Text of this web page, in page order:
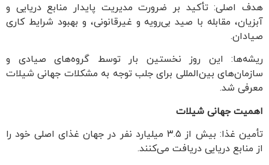
هدف اصلی: تأکید بر ضرورت مدیریت پایدار منابع دریایی و
آبزیان، مقابله با صید بی‌رویه و غیرقانونی، و بهبود شرایط کاری
صیادان.
ریشه‌ها: این روز نخستین بار توسط گروه‌های صیادی و
سازمان‌های بین‌المللی برای جلب توجه به مشکلات جهانی شیلات
معرفی شد.
اهمیت جهانی شیلات
تأمین غذا: بیش از ۳.۵ میلیارد نفر در جهان غذای اصلی خود را
از منابع دریایی دریافت می‌کنند.